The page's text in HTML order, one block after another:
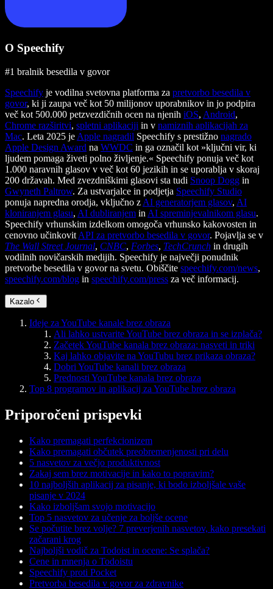
O Speechify
#1 bralnik besedila v govor
Speechify je vodilna svetovna platforma za pretvorbo besedila v
govor, ki ji zaupa več kot 50 milijonov uporabnikov in jo podpira
več kot 500.000 petzvezdičnih ocen na njenih iOS, Android,
Chrome razširitvi, spletni aplikaciji in v namiznih aplikacijah za
Mac. Leta 2025 je Apple nagradil Speechify s prestižno nagrado
Apple Design Award na WWDC in ga označil kot »ključni vir, ki
ljudem pomaga živeti polno življenje.« Speechify ponuja več kot
1.000 naravnih glasov v več kot 60 jezikih in se uporablja v skoraj
200 državah. Med zvezdniškimi glasovi sta tudi Snoop Dogg in
Gwyneth Paltrow. Za ustvarjalce in podjetja Speechify Studio
ponuja napredna orodja, vključno z AI generatorjem glasov, AI
kloniranjem glasu, AI dubliranjem in AI spreminjevalnikom glasu.
Speechify vrhunskim izdelkom omogoča vrhunsko kakovosten in
cenovno učinkovit API za pretvorbo besedila v govor. Pojavlja se v
The Wall Street Journal, CNBC, Forbes, TechCrunch in drugih
vodilnih novičarskih medijih. Speechify je največji ponudnik
pretvorbe besedila v govor na svetu. Obiščite speechify.com/news,
speechify.com/blog in speechify.com/press za več informacij.
Kazalo
Ideje za YouTube kanale brez obraza
Ali lahko ustvarite YouTube brez obraza in se izplača?
Začetek YouTube kanala brez obraza: nasveti in triki
Kaj lahko objavite na YouTubu brez prikaza obraza?
Dobri YouTube kanali brez obraza
Prednosti YouTube kanala brez obraza
Top 8 programov in aplikacij za YouTube brez obraza
Priporočeni prispevki
Kako premagati perfekcionizem
Kako premagati občutek preobremenjenosti pri delu
5 nasvetov za večjo produktivnost
Zakaj sem brez motivacije in kako to popravim?
10 najboljših aplikacij za pisanje, ki bodo izboljšale vaše
pisanje v 2024
Kako izboljšam svojo motivacijo
Top 5 nasvetov za učenje za boljše ocene
Se počutite brez volje? 7 preverjenih nasvetov, kako presekati
začarani krog
Najboljši vodič za Todoist in ocene: Se splača?
Cene in mnenja o Todoistu
Speechify proti Pocket
Pretvorba besedila v govor za zdravnike